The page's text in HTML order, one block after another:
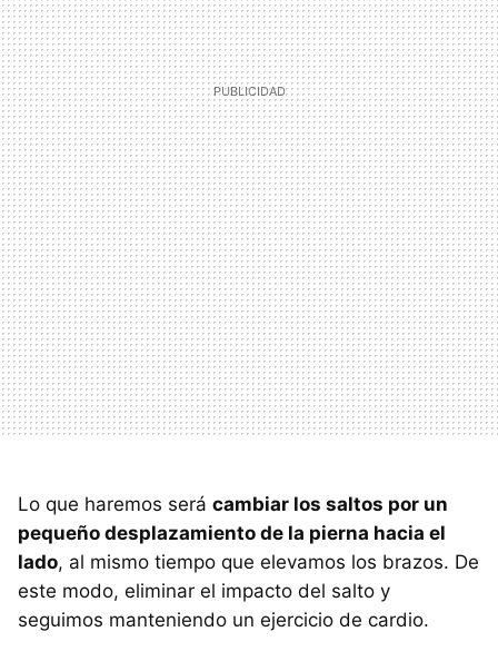
Lo que haremos será cambiar los saltos por un
pequeño desplazamiento de la pierna hacia el
lado, al mismo tiempo que elevamos los brazos. De
este modo, eliminar el impacto del salto y
seguimos manteniendo un ejercicio de cardio.